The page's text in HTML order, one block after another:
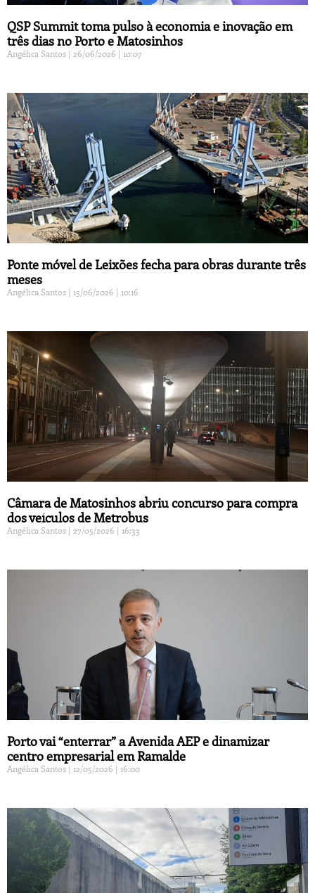
QSP Summit toma pulso à economia e inovação em
três dias no Porto e Matosinhos
Angélica Santos 26/06/2026 10:07
Ponte móvel de Leixões fecha para obras durante três
meses
Angélica Santos 15/06/2026 10:16
Câmara de Matosinhos abriu concurso para compra
dos veículos de Metrobus
Angélica Santos 27/05/2026 16:33
Porto vai “enterrar” a Avenida AEP e dinamizar
centro empresarial em Ramalde
Angélica Santos 12/05/2026 16:00